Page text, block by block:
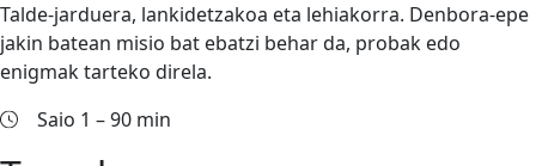
Talde-jarduera, lankidetzakoa eta lehiakorra. Denbora-epe
jakin batean misio bat ebatzi behar da, probak edo
enigmak tarteko direla.
Saio 1 – 90 min